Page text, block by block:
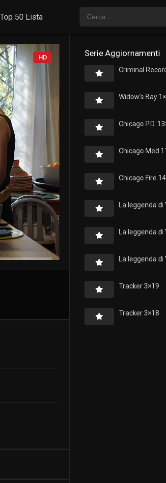
Top 50 Lista
HD Serie Aggiornamenti
Criminal
Widow’s Bay
Chicago P.D.
Chicago Med
Chicago Fire
La leggenda
La leggenda
La leggenda
Tracker 3×19
Tracker 3×18